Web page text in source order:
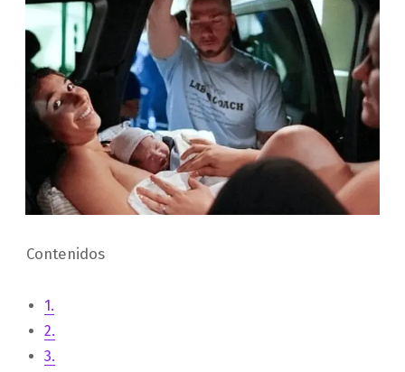
Contenidos
1.
2.
3.